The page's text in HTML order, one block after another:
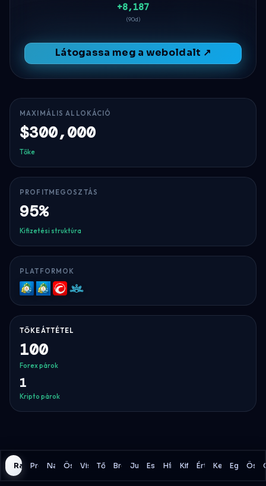
+8,187
(90d)
Látogassa meg a weboldalt ↗
MAXIMÁLIS ALLOKÁCIÓ
$300,000
Tőke
PROFITMEGOSZTÁS
95%
Kifizetési struktúra
PLATFORMOK
MT4MT5cTrader
Match-
Trader
TŐKEÁTTÉTEL
100
Forex párok
1
Kripto párok
Rating History
ProgramNapi veszteség
Összesített veszteség
Visszaesési modell
Tőkeáttétel
BrókerJutalékok
EszközökHírek kereskedés
Kifizetések
ÉrtékelésKereskedési
Egyéb